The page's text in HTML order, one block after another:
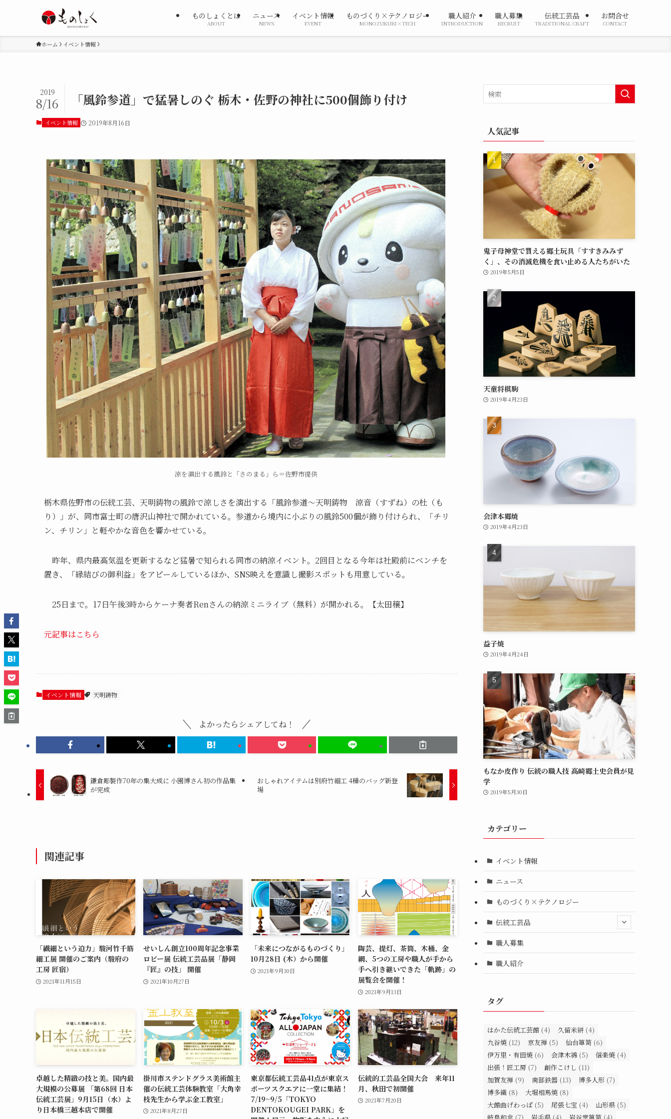
ものしょくとは
ABOUT
ニュース
NEWS
イベント情報
EVENT
ものづくり×テクノロジー
MONOZUKURI×TECH
職人紹介
INTRODUCTION
職人募集
RECRUIT
伝統工芸品
TRADITIONAL CRAFT
お問合せ
CONTACT
ホーム イベント情報
「風鈴参道」で猛暑しのぐ 栃木・佐野の神社に500個飾り付け
2019
8/16
イベント情報 2019年8月16日
涼を演出する風鈴と「さのまる」ら＝佐野市提供
栃木県佐野市の伝統工芸、天明鋳物の風鈴で涼しさを演出する「風鈴参道～天明鋳物 涼音（すずね）の杜（も
り）」が、同市富士町の唐沢山神社で開かれている。参道から境内に小ぶりの風鈴500個が飾り付けられ、「チリ
ン、チリン」と軽やかな音色を響かせている。
昨年、県内最高気温を更新するなど猛暑で知られる同市の納涼イベント。2回目となる今年は社殿前にベンチを
置き、「縁結びの御利益」をアピールしているほか、SNS映えを意識し撮影スポットも用意している。
25日まで。17日午後3時からケーナ奏者Renさんの納涼ミニライブ（無料）が開かれる。【太田穣】
元記事はこちら
イベント情報 天明鋳物
よかったらシェアしてね！
鎌倉彫製作70年の集大成に 小園博さん初の作品集
が完成
おしゃれアイテムは別府竹細工 4種のバッグ新登
場
関連記事
「繊細という迫力」駿河竹千筋
細工展 開催のご案内（駿府の
工房 匠宿）
2021年11月15日
せいしん創立100周年記念事業
ロビー展 伝統工芸品展「静岡
『匠』の技」 開催
2021年10月27日
「未来につながるものづくり」
10月28日 (木）から開催
2021年9月30日
陶芸、提灯、茶筒、木桶、金
網、5つの工房や職人が手から
手へ引き継いできた「軌跡」の
展覧会を開催！
2021年9月13日
卓越した精緻の技と美。国内最
大規模の公募展 「第68回 日本
伝統工芸展」9月15日（水）よ
り日本橋三越本店で開催
掛川市ステンドグラス美術館主
催の伝統工芸体験教室「大角幸
枝先生から学ぶ金工教室」
2021年8月27日
東京都伝統工芸品41点が東京ス
ポーツスクエアに一堂に集結！
7/19~9/5「TOKYO
DENTOKOUGEI PARK」を
伝統的工芸品全国大会 来年11
月、秋田で初開催
2021年7月20日
人気記事
鬼子母神堂で買える郷土玩具「すすきみみず
く」、その消滅危機を食い止める人たちがいた
2019年5月5日
天童将棋駒
2019年4月23日
会津本郷焼
2019年4月23日
益子焼
2019年4月24日
もなか皮作り 伝統の職人技 高崎郷土史会員が見
学
2019年5月30日
カテゴリー
イベント情報
ニュース
ものづくり×テクノロジー
伝統工芸品
職人募集
職人紹介
タグ
はかた伝統工芸館 (4) 久留米絣 (4)
九谷焼 (12) 京友禅 (5) 仙台箪笥 (6)
伊万里・有田焼 (6) 会津木綿 (5) 信楽焼 (4)
出張！匠工房 (7) 創作こけし (11)
加賀友禅 (9) 南部鉄器 (13) 博多人形 (7)
博多織 (8) 大堀相馬焼 (8)
大館曲げわっぱ (5) 尾張七宝 (4) 山形県 (5)